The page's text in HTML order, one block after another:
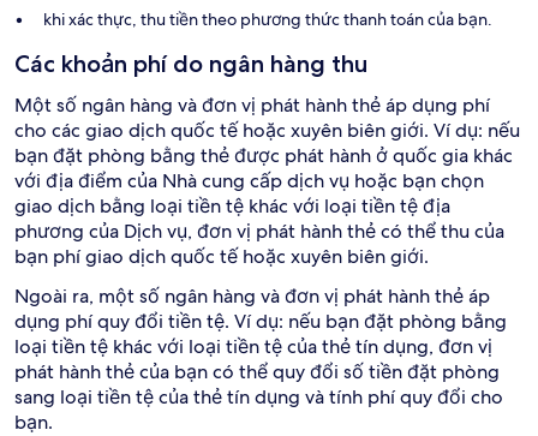
khi xác thực, thu tiền theo phương thức thanh toán của bạn.
Các khoản phí do ngân hàng thu
Một số ngân hàng và đơn vị phát hành thẻ áp dụng phí
cho các giao dịch quốc tế hoặc xuyên biên giới. Ví dụ: nếu
bạn đặt phòng bằng thẻ được phát hành ở quốc gia khác
với địa điểm của Nhà cung cấp dịch vụ hoặc bạn chọn
giao dịch bằng loại tiền tệ khác với loại tiền tệ địa
phương của Dịch vụ, đơn vị phát hành thẻ có thể thu của
bạn phí giao dịch quốc tế hoặc xuyên biên giới.
Ngoài ra, một số ngân hàng và đơn vị phát hành thẻ áp
dụng phí quy đổi tiền tệ. Ví dụ: nếu bạn đặt phòng bằng
loại tiền tệ khác với loại tiền tệ của thẻ tín dụng, đơn vị
phát hành thẻ của bạn có thể quy đổi số tiền đặt phòng
sang loại tiền tệ của thẻ tín dụng và tính phí quy đổi cho
bạn.